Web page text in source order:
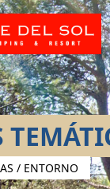
/ ENTORNO